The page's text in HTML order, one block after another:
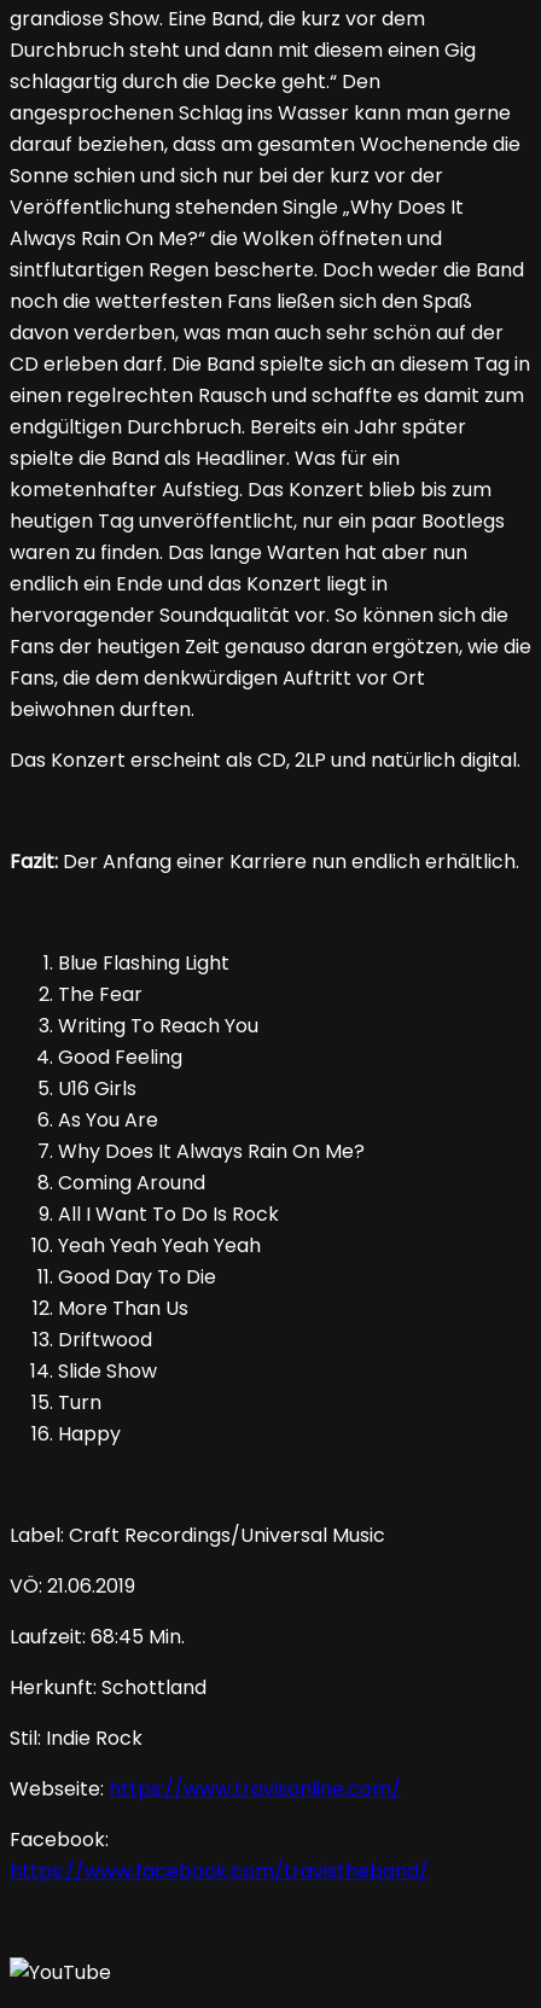
grandiose Show. Eine Band, die kurz vor dem
Durchbruch steht und dann mit diesem einen Gig
schlagartig durch die Decke geht.“ Den
angesprochenen Schlag ins Wasser kann man gerne
darauf beziehen, dass am gesamten Wochenende die
Sonne schien und sich nur bei der kurz vor der
Veröffentlichung stehenden Single „Why Does It
Always Rain On Me?“ die Wolken öffneten und
sintflutartigen Regen bescherte. Doch weder die Band
noch die wetterfesten Fans ließen sich den Spaß
davon verderben, was man auch sehr schön auf der
CD erleben darf. Die Band spielte sich an diesem Tag in
einen regelrechten Rausch und schaffte es damit zum
endgültigen Durchbruch. Bereits ein Jahr später
spielte die Band als Headliner. Was für ein
kometenhafter Aufstieg. Das Konzert blieb bis zum
heutigen Tag unveröffentlicht, nur ein paar Bootlegs
waren zu finden. Das lange Warten hat aber nun
endlich ein Ende und das Konzert liegt in
hervoragender Soundqualität vor. So können sich die
Fans der heutigen Zeit genauso daran ergötzen, wie die
Fans, die dem denkwürdigen Auftritt vor Ort
beiwohnen durften.
Das Konzert erscheint als CD, 2LP und natürlich digital.
Fazit: Der Anfang einer Karriere nun endlich erhältlich.
Blue Flashing Light
The Fear
Writing To Reach You
Good Feeling
U16 Girls
As You Are
Why Does It Always Rain On Me?
Coming Around
All I Want To Do Is Rock
Yeah Yeah Yeah Yeah
Good Day To Die
More Than Us
Driftwood
Slide Show
Turn
Happy
Label: Craft Recordings/Universal Music
VÖ: 21.06.2019
Laufzeit: 68:45 Min.
Herkunft: Schottland
Stil: Indie Rock
Webseite: https://www.travisonline.com/
Facebook:
https://www.facebook.com/travistheband/